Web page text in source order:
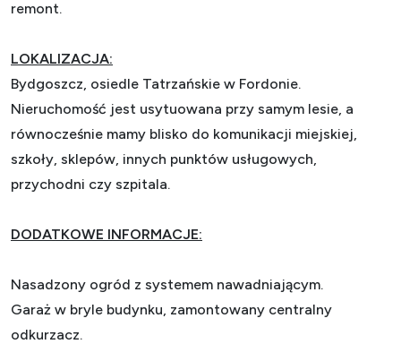
remont.
LOKALIZACJA:
Bydgoszcz, osiedle Tatrzańskie w Fordonie.
Nieruchomość jest usytuowana przy samym lesie, a
równocześnie mamy blisko do komunikacji miejskiej,
szkoły, sklepów, innych punktów usługowych,
przychodni czy szpitala.
DODATKOWE INFORMACJE:
Nasadzony ogród z systemem nawadniającym.
Garaż w bryle budynku, zamontowany centralny
odkurzacz.